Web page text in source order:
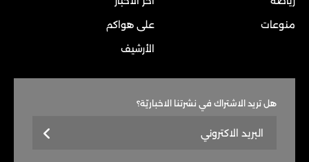
منوعات
على هواكم
الأرشيف
هل تريد الاشتراك في نشرتنا الاخباريّة؟